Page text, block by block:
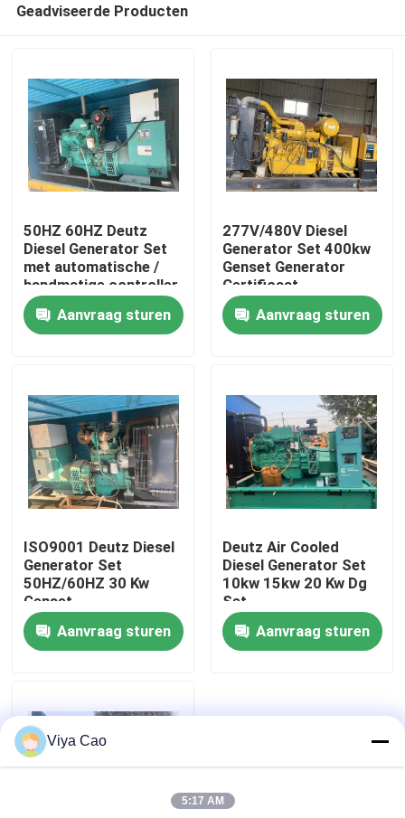
Thuis
Over ons
Fabrieksreis
Contacteer ons
Vraag een offerte aan
-Motor
Geadviseerde Producten
50HZ 60HZ Deutz
Diesel Generator Set
met automatische /
handmatige controller
Aanvraag sturen
277V/480V Diesel
Generator Set 400kw
Genset Generator
Certificaat
CE/ISO9001
Aanvraag sturen
ISO9001 Deutz Diesel
Generator Set
50HZ/60HZ 30 Kw
Genset
Aanvraag sturen
Deutz Air Cooled
Diesel Generator Set
10kw 15kw 20 Kw Dg
Set
Aanvraag sturen
Viya Cao
5:17 AM